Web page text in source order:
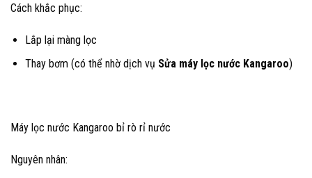
Cách khắc phục:
Lắp lại màng lọc
Thay bơm (có thể nhờ dịch vụ Sửa máy lọc nước Kangaroo)
Máy lọc nước Kangaroo bỉ rò rỉ nước
Nguyên nhân: